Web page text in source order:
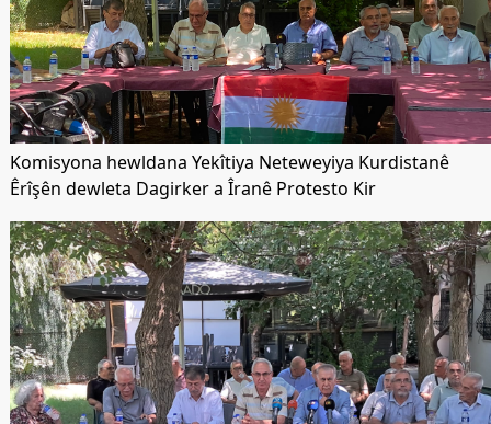
Komisyona hewldana Yekîtiya Neteweyiya Kurdistanê
Êrîşên dewleta Dagirker a Îranê Protesto Kir